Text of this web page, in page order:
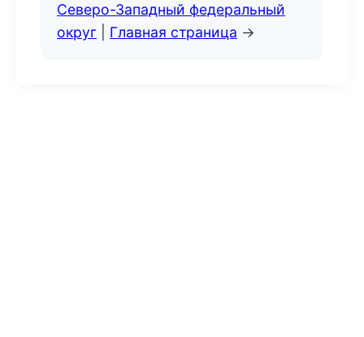
Северо-Западный федеральный
округ
Главная страница →